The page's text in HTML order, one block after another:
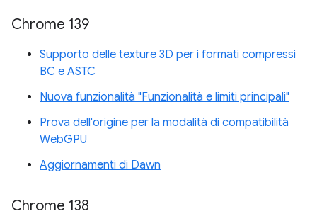
Chrome 139
Supporto delle texture 3D per i formati compressi
BC e ASTC
Nuova funzionalità "Funzionalità e limiti principali"
Prova dell'origine per la modalità di compatibilità
WebGPU
Aggiornamenti di Dawn
Chrome 138